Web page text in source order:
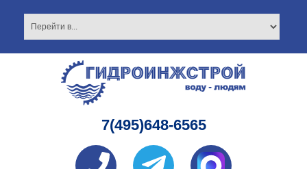
7(495)648-6565